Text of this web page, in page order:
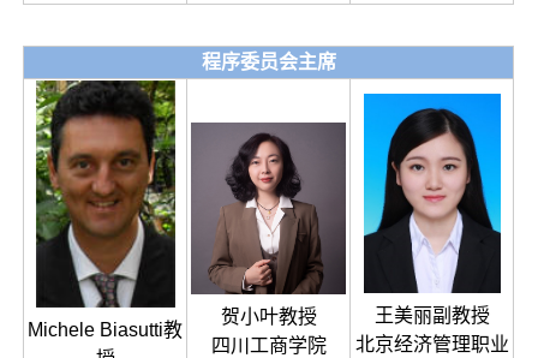
程序委员会主席
Michele Biasutti教
贺小叶教授
四川工商学院
王美丽副教授
北京经济管理职业